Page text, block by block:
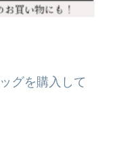
グを購入して